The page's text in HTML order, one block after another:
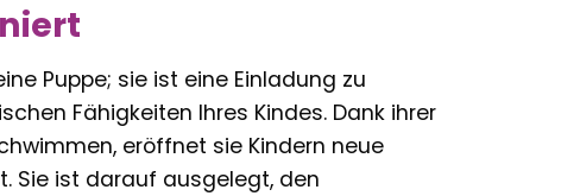
Puppe; sie ist eine Einladung zu
Fähigkeiten Ihres Kindes. Dank ihrer
eröffnet sie Kindern neue
Sie ist darauf ausgelegt, den